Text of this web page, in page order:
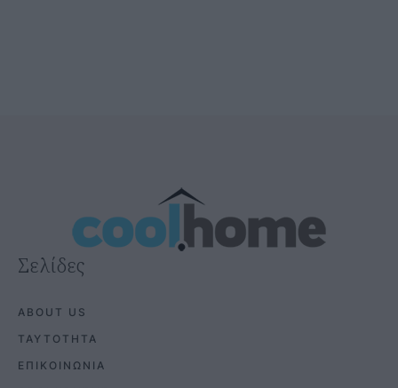
Σελίδες
ABOUT US
ΤΑΥΤΟΤΗΤΑ
ΕΠΙΚΟΙΝΩΝΙΑ